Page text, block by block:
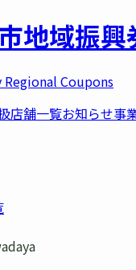
地域振興
Regional Coupons
店舗一覧お知らせ事